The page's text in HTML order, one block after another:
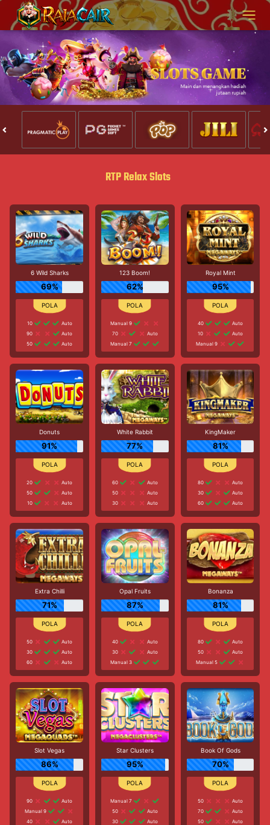
RTP Relax Slots
6 Wild Sharks
69%
10
Auto
90
Auto
50
Auto
123 Boom!
62%
Manual 9
70
Auto
Manual 7
Royal Mint
95%
40
Auto
10
Auto
Manual 9
Donuts
91%
20
Auto
50
Auto
10
Auto
White Rabbit
77%
60
Auto
50
Auto
30
Auto
KingMaker
81%
80
Auto
30
Auto
60
Auto
Extra Chilli
71%
50
Auto
30
Auto
60
Auto
Opal Fruits
87%
40
Auto
30
Auto
Manual 3
Bonanza
81%
80
Auto
50
Auto
Manual 5
Slot Vegas
86%
90
Auto
Manual 9
40
Auto
Star Clusters
95%
Manual 7
50
Auto
30
Auto
Book Of Gods
70%
50
Auto
70
Auto
50
Auto